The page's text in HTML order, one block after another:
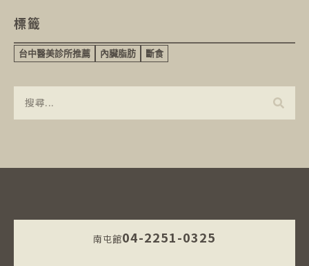
標籤
台中醫美診所推薦 內臟脂肪 斷食
南屯館04-2251-0325